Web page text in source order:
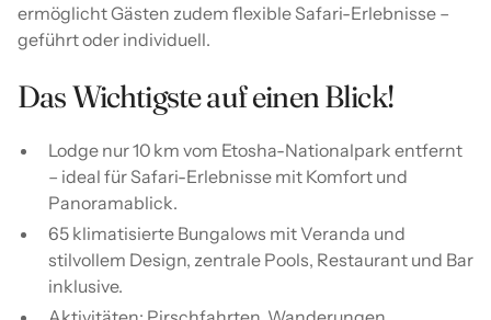
ermöglicht Gästen zudem flexible Safari-Erlebnisse –
geführt oder individuell.
Das Wichtigste auf einen Blick!
Lodge nur 10 km vom Etosha-Nationalpark entfernt
– ideal für Safari-Erlebnisse mit Komfort und
Panoramablick.
65 klimatisierte Bungalows mit Veranda und
stilvollem Design, zentrale Pools, Restaurant und Bar
inklusive.